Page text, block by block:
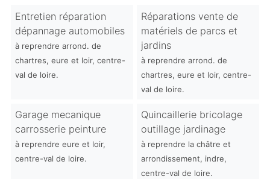
Entretien réparation
dépannage automobiles
à reprendre arrond. de
chartres, eure et loir, centre-
val de loire.
Réparations vente de
matériels de parcs et
jardins
à reprendre arrond. de
chartres, eure et loir, centre-
val de loire.
Garage mecanique
carrosserie peinture
à reprendre eure et loir,
centre-val de loire.
Quincaillerie bricolage
outillage jardinage
à reprendre la châtre et
arrondissement, indre,
centre-val de loire.